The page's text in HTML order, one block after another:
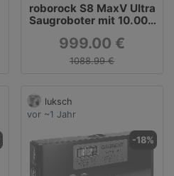
roborock S8 MaxV Ultra
Saugroboter mit 10.000
999.00 €
1088.99 €
luksch
vor ~1 Jahr
-18%